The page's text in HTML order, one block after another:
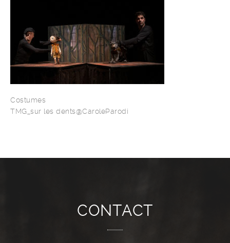
Costumes
TMG_sur les dents@CaroleParodi
CONTACT